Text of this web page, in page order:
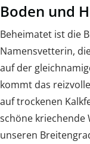
Boden und
Beheimatet ist die
Namensvetterin,
auf der
kommt das
auf trockenen
schöne kriechende
unseren